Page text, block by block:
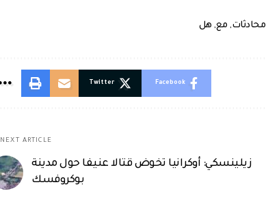
محادثات, مع, هل
Facebook
Twitter
NEXT ARTICLE
زيلينسكي: أوكرانيا تخوض قتالا عنيفا حول مدينة
بوكروفسك